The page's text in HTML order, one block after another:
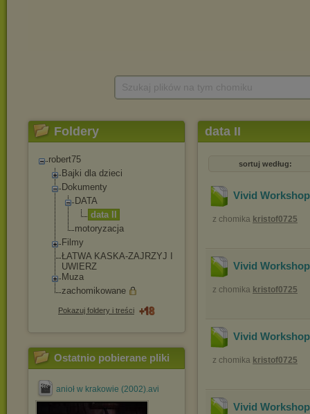
Foldery
robert75
Bajki dla dzieci
Dokumenty
DATA
data II
motoryzacja
Filmy
ŁATWA KASKA-ZAJRZYJ I
UWIERZ
Muza
zachomikowane
Pokazuj foldery i treści
Ostatnio pobierane pliki
anioł w krakowie (2002).avi
data II
sortuj według:
Vivid
z chomika kristof0725
Vivid
z chomika kristof0725
Vivid
z chomika kristof0725
Vivid